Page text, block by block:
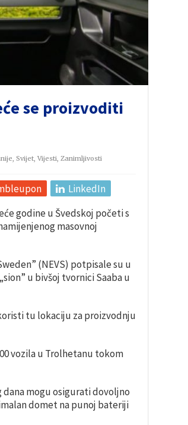
se proizvoditi
, Svijet, Vijesti, Zanimljivosti
LinkedIn
godine u Švedskoj početi s
masovnoj
(NEVS) potpisale su u
u bivšoj tvornici Saaba u
tu lokaciju za proizvodnju
vozila u Trolhetanu tokom
dana mogu osigurati dovoljno
domet na punoj bateriji